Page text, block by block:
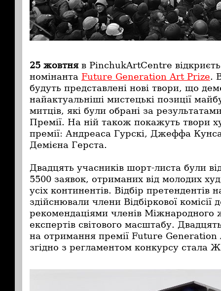
25 жовтня в PinchukArtCentre
номінанта Future Generation Art Prize.
будуть представлені нові твори, що
найактуальніші мистецькі позиції
митців, які були обрані за
Премії. На ній також покажуть твори
премії: Андреаса Гурскі, Джеффа
Демієна Герста.
Двадцять учасників шорт-листа були
5500 заявок, отриманих від молодих
усіх континентів. Відбір претендентів
здійснювали члени Відбіркової комісії
рекомендаціями членів Міжнародного
експертів світового масштабу.
на отримання премії Future Generation
згідно з регламентом конкурсу стала